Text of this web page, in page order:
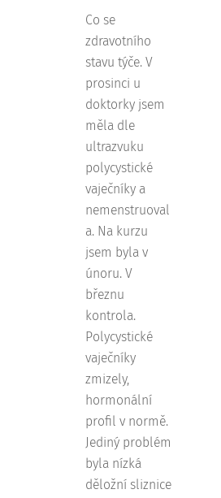
Co se
zdravotního
stavu týče. V
prosinci u
doktorky jsem
měla dle
ultrazvuku
polycystické
vaječníky a
nemenstruoval
a. Na kurzu
jsem byla v
únoru. V
březnu
kontrola.
Polycystické
vaječníky
zmizely,
hormonální
profil v normě.
Jediný problém
byla nízká
děložní sliznice